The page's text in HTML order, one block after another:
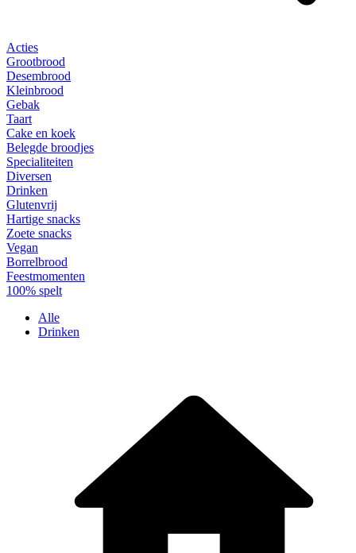
Acties
Grootbrood
Desembrood
Kleinbrood
Gebak
Taart
Cake en koek
Belegde broodjes
Specialiteiten
Diversen
Drinken
Glutenvrij
Hartige snacks
Zoete snacks
Vegan
Borrelbrood
Feestmomenten
100% spelt
Alle
Drinken